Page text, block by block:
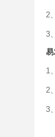
2
3
易
1
2
3